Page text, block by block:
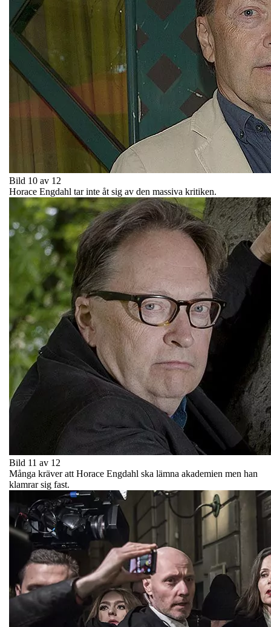
Bild 10 av 12
Horace Engdahl tar inte åt sig av den massiva kritiken.
Bild 11 av 12
Många kräver att Horace Engdahl ska lämna akademien men han
klamrar sig fast.